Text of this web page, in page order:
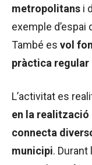
metropolitans i
exemple d’espai
També es vol
pràctica
L’activitat es
en la realització
connecta
municipi. Durant